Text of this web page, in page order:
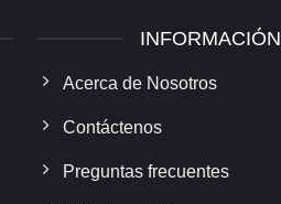
INFORMACIÓN
Acerca de Nosotros
Contáctenos
Preguntas frecuentes